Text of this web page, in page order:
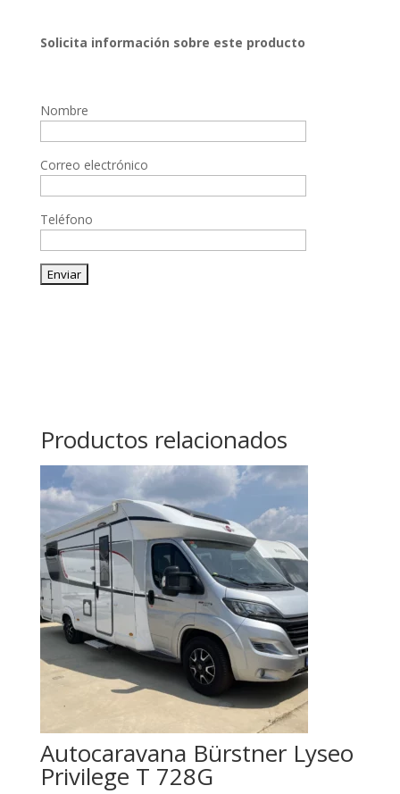
Solicita información sobre este producto
Nombre
Correo electrónico
Teléfono
Productos relacionados
Autocaravana Bürstner Lyseo
Privilege T 728G